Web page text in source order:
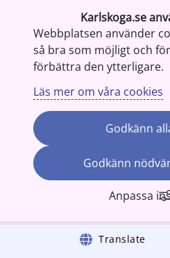
Karlskoga.se
Webbplatsen använder
så bra som möjligt och
förbättra den ytterligare.
Läs mer om våra cookies
Godkänn
Godkänn
Anpassa
Gå till innehåll Translate